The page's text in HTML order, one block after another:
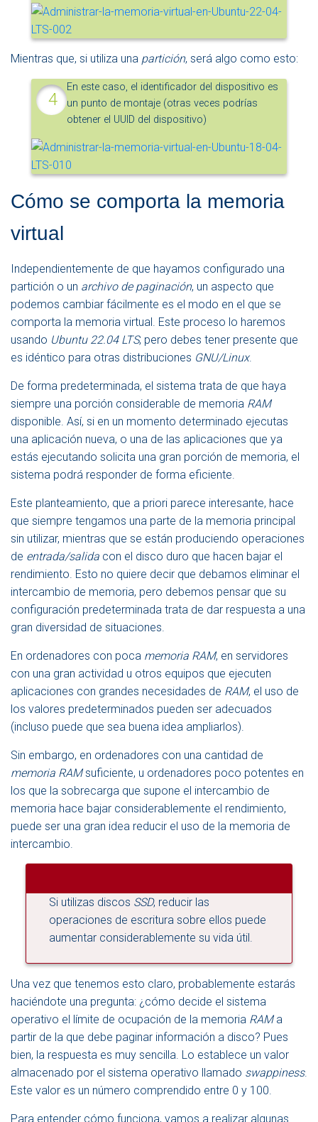
Mientras que, si utiliza una partición, será algo como esto:
En este caso, el identificador del dispositivo es
un punto de montaje (otras veces podrías
obtener el UUID del dispositivo)
Cómo se comporta la memoria
virtual
Independientemente de que hayamos configurado una
partición o un archivo de paginación, un aspecto que
podemos cambiar fácilmente es el modo en el que se
comporta la memoria virtual. Este proceso lo haremos
usando Ubuntu 22.04 LTS, pero debes tener presente que
es idéntico para otras distribuciones GNU/Linux.
De forma predeterminada, el sistema trata de que haya
siempre una porción considerable de memoria RAM
disponible. Así, si en un momento determinado ejecutas
una aplicación nueva, o una de las aplicaciones que ya
estás ejecutando solicita una gran porción de memoria, el
sistema podrá responder de forma eficiente.
Este planteamiento, que a priori parece interesante, hace
que siempre tengamos una parte de la memoria principal
sin utilizar, mientras que se están produciendo operaciones
de entrada/salida con el disco duro que hacen bajar el
rendimiento. Esto no quiere decir que debamos eliminar el
intercambio de memoria, pero debemos pensar que su
configuración predeterminada trata de dar respuesta a una
gran diversidad de situaciones.
En ordenadores con poca memoria RAM, en servidores
con una gran actividad u otros equipos que ejecuten
aplicaciones con grandes necesidades de RAM, el uso de
los valores predeterminados pueden ser adecuados
(incluso puede que sea buena idea ampliarlos).
Sin embargo, en ordenadores con una cantidad de
memoria RAMsuficiente, u ordenadores poco potentes en
los que la sobrecarga que supone el intercambio de
memoria hace bajar considerablemente el rendimiento,
puede ser una gran idea reducir el uso de la memoria de
intercambio.
Si utilizas discos SSD, reducir las
operaciones de escritura sobre ellos puede
aumentar considerablemente su vida útil.
Una vez que tenemos esto claro, probablemente estarás
haciéndote una pregunta: ¿cómo decide el sistema
operativo el límite de ocupación de la memoria RAMa
partir de la que debe paginar información a disco? Pues
bien, la respuesta es muy sencilla. Lo establece un valor
almacenado por el sistema operativo llamado swappiness.
Este valor es un número comprendido entre 0 y 100.
Para entender cómo funciona, vamos a realizar algunas